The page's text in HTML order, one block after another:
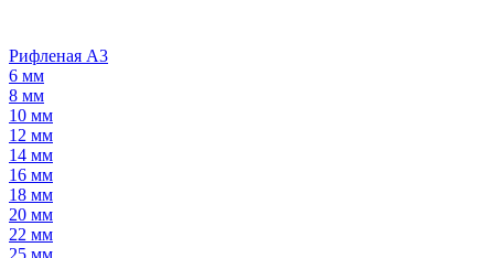
Рифленая А3
6 мм
8 мм
10 мм
12 мм
14 мм
16 мм
18 мм
20 мм
22 мм
25 мм